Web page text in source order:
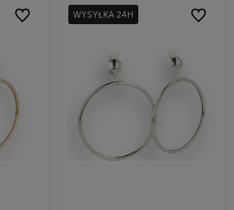
Do ulubionychWYSYŁKA 24H
WYSYŁKA 24H
WYSYŁKA 24H Do